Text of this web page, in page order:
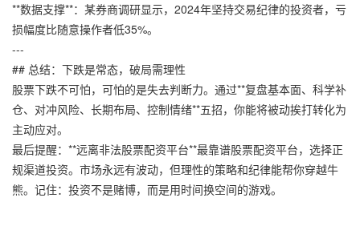
**数据支撑**：某券商调研显示，2024年坚持交易纪律的投资者，亏
损幅度比随意操作者低35%。
---
## 总结：下跌是常态，破局需理性
股票下跌不可怕，可怕的是失去判断力。通过**复盘基本面、科学补
仓、对冲风险、长期布局、控制情绪**五招，你能将被动挨打转化为
主动应对。
最后提醒：**远离非法股票配资平台**最靠谱股票配资平台，选择正
规渠道投资。市场永远有波动，但理性的策略和纪律能帮你穿越牛
熊。记住：投资不是赌博，而是用时间换空间的游戏。